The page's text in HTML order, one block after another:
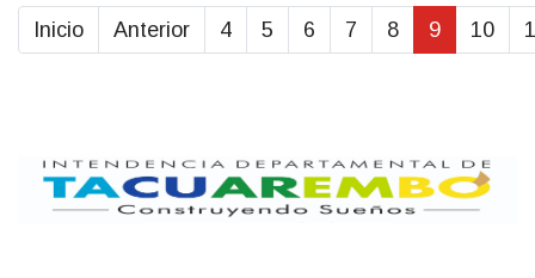
Inicio Anterior 4 5 6 7 8 9 10